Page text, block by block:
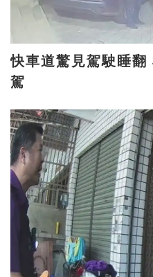
快車道驚見駕駛睡翻 雄警喚醒一測竟是酒
駕